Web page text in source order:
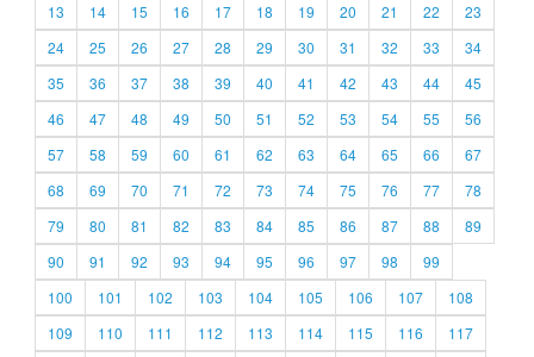
13
14 15 16 17 18 19 20 21 22
23
24
25 26 27 28 29 30 31 32 33
34
35
36 37 38 39 40 41 42 43 44
45
46
47 48 49 50 51 52 53 54 55
56
57
58 59 60 61 62 63 64 65 66
67
68
69 70 71 72 73 74 75 76 77
78
79
80 81 82 83 84 85 86 87 88
89
90
91 92 93 94 95 96 97 98
99
100
101 102 103 104 105 106 107
108
109
110 111 112 113 114 115 116
117